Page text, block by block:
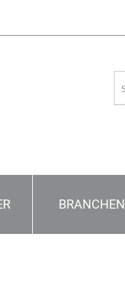
BRANCHEN